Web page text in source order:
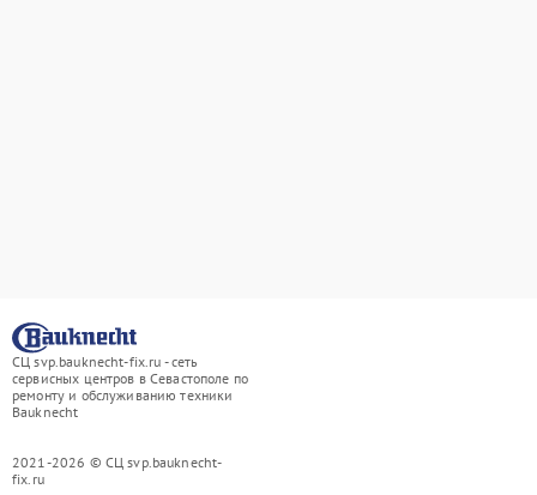
СЦ svp.bauknecht-fix.ru - сеть
сервисных центров в Севастополе по
ремонту и обслуживанию техники
Bauknecht
2021-2026 © СЦ svp.bauknecht-
fix.ru